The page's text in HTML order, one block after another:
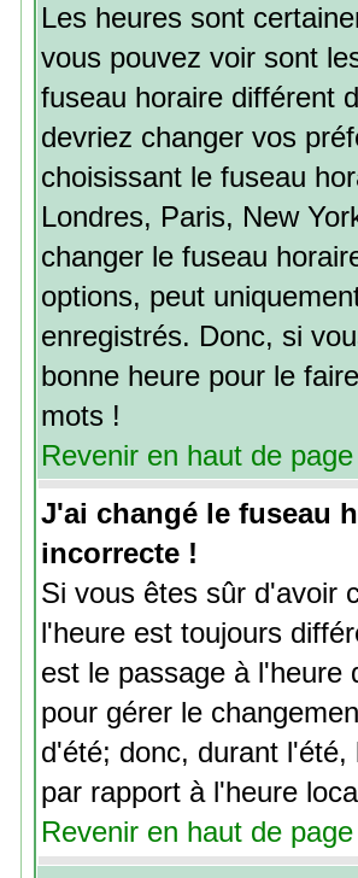
Les heures sont
vous pouvez voir sont
fuseau horaire différent
devriez changer vos
choisissant le fuseau
Londres, Paris, New
changer le fuseau
options, peut
enregistrés. Donc, si
bonne heure pour le
mots !
Revenir en haut de page
J'ai changé le fuseau
incorrecte !
Si vous êtes sûr d'avoir
l'heure est toujours
est le passage à l'heure
pour gérer le
d'été; donc, durant
par rapport à l'heure
Revenir en haut de page